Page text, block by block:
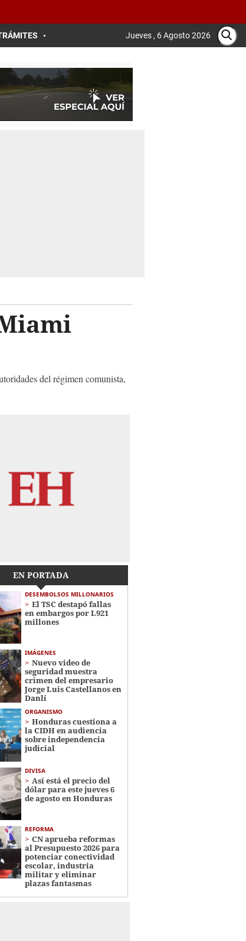
Jueves , 6 Agosto 2026
del régimen comunista,
EN PORTADA
DESEMBOLSOS MILLONARIOS
El TSC destapó fallas
en embargos por L921
millones
IMÁGENES
Nuevo video de
seguridad muestra
crimen del empresario
Jorge Luis Castellanos en
Danlí
ORGANISMO
Honduras cuestiona a
la CIDH en audiencia
sobre independencia
judicial
DIVISA
Así está el precio del
dólar para este jueves 6
de agosto en Honduras
REFORMA
CN aprueba reformas
al Presupuesto 2026 para
potenciar conectividad
escolar, industria
militar y eliminar
plazas fantasmas